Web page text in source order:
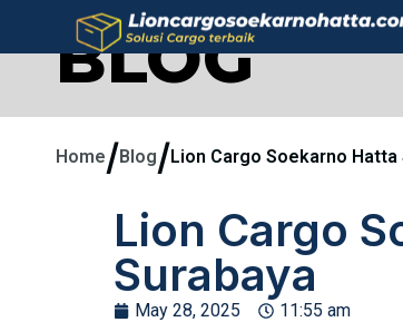
BLOG
Home/Blog/Lion Cargo Soekarno
Lion Cargo
Surabaya
May 28, 2025 11:55 am